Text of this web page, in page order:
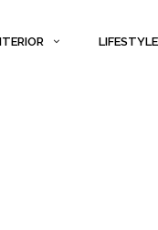
LIFESTYLE